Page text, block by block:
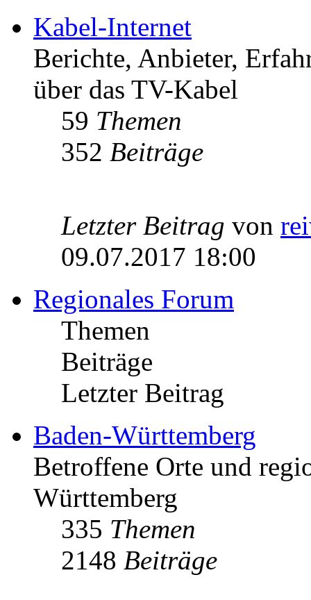
Kabel-Internet
Berichte, Anbieter,
über das TV-Kabel
59 Themen
352 Beiträge
Letzter Beitrag von
09.07.2017 18:00
Regionales Forum
Themen
Beiträge
Letzter Beitrag
Baden-Württemberg
Betroffene Orte und
Württemberg
335 Themen
2148 Beiträge